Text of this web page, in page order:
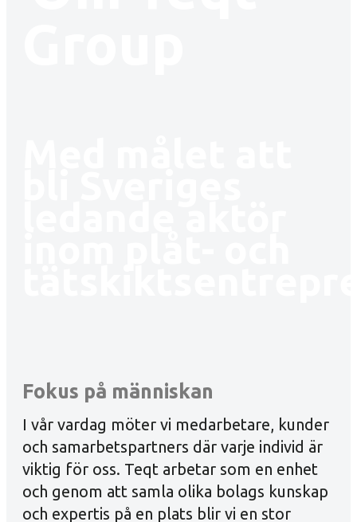
Fokus på människan
I vår vardag möter vi medarbetare, kunder
och samarbetspartners där varje individ är
viktig för oss. Teqt arbetar som en enhet
och genom att samla olika bolags kunskap
och expertis på en plats blir vi en stor